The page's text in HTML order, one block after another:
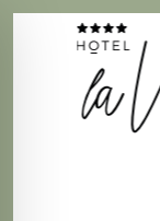
La Villa